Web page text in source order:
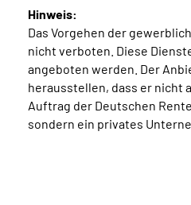
Hinweis:
Das Vorgehen der
nicht verboten. Diese
angeboten werden. Der
herausstellen, dass er nicht
Auftrag der Deutschen
sondern ein privates